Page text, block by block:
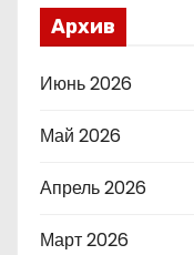
Архив
Июнь 2026
Май 2026
Апрель 2026
Март 2026